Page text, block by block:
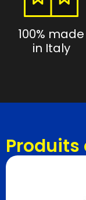
100% made
in Italy
Produits